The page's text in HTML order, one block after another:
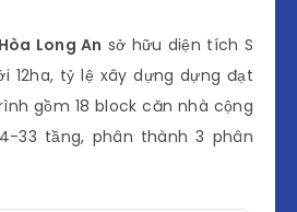
Long An sở hữu diện tích S
12ha, tỷ lệ xây dựng dựng đạt
gồm 18 block căn nhà cộng
33 tầng, phân thành 3 phân